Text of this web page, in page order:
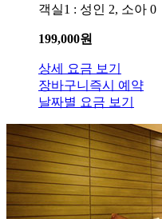
객실1 : 성인 2, 소아 0
199,000원
상세 요금 보기
장바구니 즉시 예약
날짜별 요금 보기